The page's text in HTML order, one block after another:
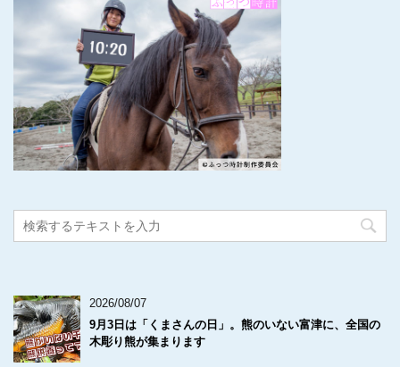
2026/08/07
9月3日は「くまさんの日」。熊のいない富津に、全国の
木彫り熊が集まります